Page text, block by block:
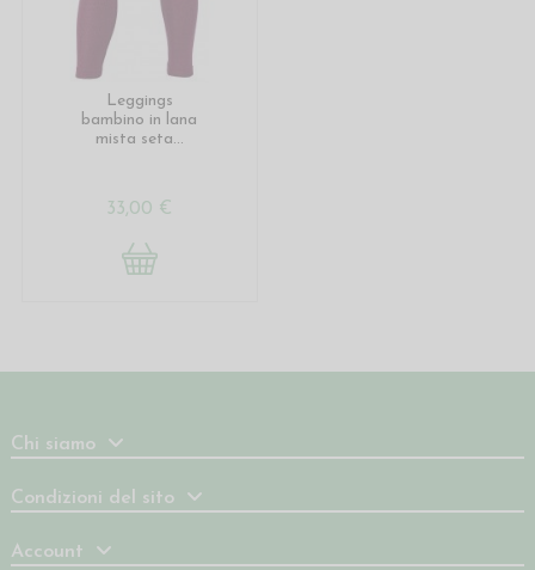
Leggings
bambino in lana
mista seta...
33,00 €
Chi siamo
Condizioni del sito
Account